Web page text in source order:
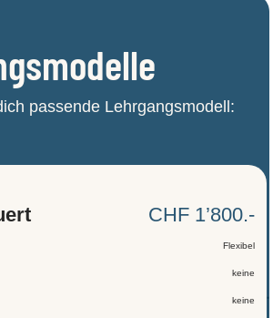
passende Lehrgangsmodell:
CHF 1’800.-
Flexibel
keine
keine